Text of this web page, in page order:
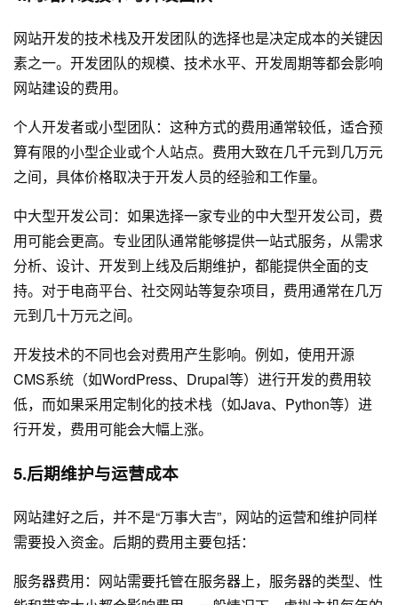
网站开发的技术栈及开发团队的选择也是决定成本的关键因
素之一。开发团队的规模、技术水平、开发周期等都会影响
网站建设的费用。
个人开发者或小型团队：这种方式的费用通常较低，适合预
算有限的小型企业或个人站点。费用大致在几千元到几万元
之间，具体价格取决于开发人员的经验和工作量。
中大型开发公司：如果选择一家专业的中大型开发公司，费
用可能会更高。专业团队通常能够提供一站式服务，从需求
分析、设计、开发到上线及后期维护，都能提供全面的支
持。对于电商平台、社交网站等复杂项目，费用通常在几万
元到几十万元之间。
开发技术的不同也会对费用产生影响。例如，使用开源
CMS系统（如WordPress、Drupal等）进行开发的费用较
低，而如果采用定制化的技术栈（如Java、Python等）进
行开发，费用可能会大幅上涨。
5.后期维护与运营成本
网站建好之后，并不是“万事大吉”，网站的运营和维护同样
需要投入资金。后期的费用主要包括：
服务器费用：网站需要托管在服务器上，服务器的类型、性